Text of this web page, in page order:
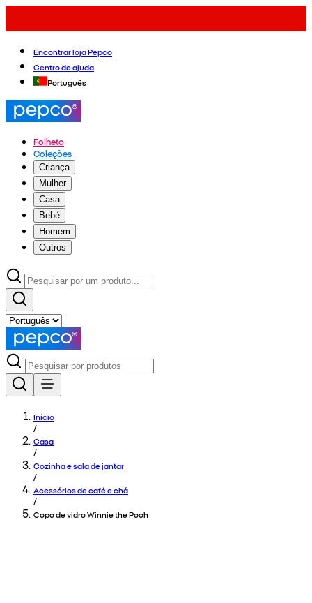
Encontrar loja Pepco
Centro de ajuda
Português
Folheto
Coleções
Criança
Mulher
Casa
Bebé
Homem
Outros
Início
/
Casa
/
Cozinha e sala de jantar
/
Acessórios de café e chá
/
Copo de vidro Winnie the Pooh